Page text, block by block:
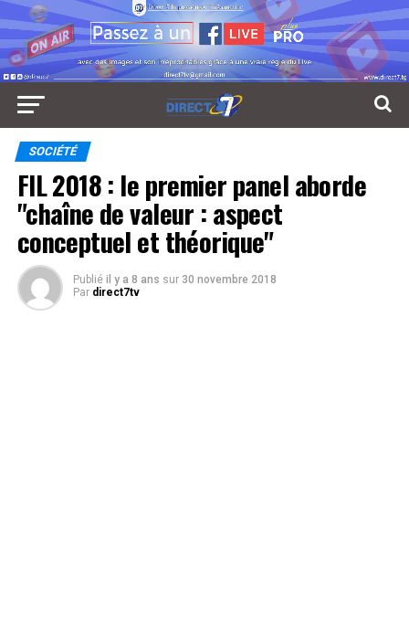
SOCIÉTÉ
FIL 2018 : le premier panel aborde
"chaîne de valeur : aspect
conceptuel et théorique"
Publié il y a 8 ans sur 30 novembre 2018
Par direct7tv